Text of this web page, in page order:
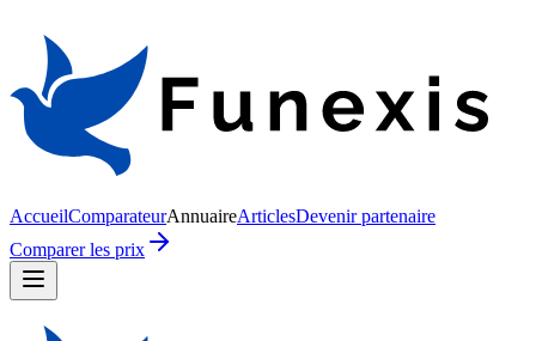
AccueilComparateurAnnuaireArticlesDevenir partenaire
Comparer les prix